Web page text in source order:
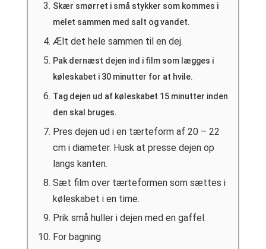
Skær smørret i små stykker som kommes i
melet sammen med salt og vandet.
Ælt det hele sammen til en dej.
Pak dernæst dejen ind i film som lægges i
køleskabet i 30 minutter for at hvile.
Tag dejen ud af køleskabet 15 minutter inden
den skal bruges.
Pres dejen ud i en tærteform af 20 – 22
cm i diameter. Husk at presse dejen op
langs kanten.
Sæt film over tærteformen som sættes i
køleskabet i en time.
Prik små huller i dejen med en gaffel.
For bagning